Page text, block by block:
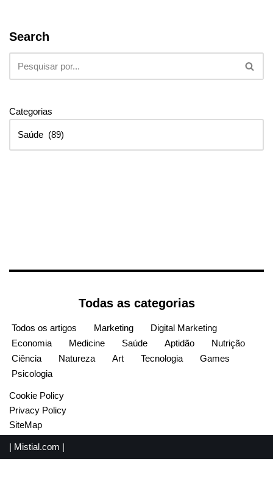
Search
Categorias
Todas as categorias
Todos os artigos Marketing
Digital Marketing
Economia
Medicine Saúde Aptidão
Nutrição
Ciência
Natureza Art Tecnologia
Games
Psicologia
Cookie Policy
Privacy Policy
SiteMap
| Mistial.com |